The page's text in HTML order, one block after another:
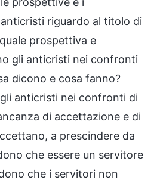
riguardo al titolo di
prospettiva e
gli anticristi nei confronti
dicono e cosa fanno?
anticristi nei confronti di
di accettazione e di
a prescindere da
che essere un servitore
che i servitori non